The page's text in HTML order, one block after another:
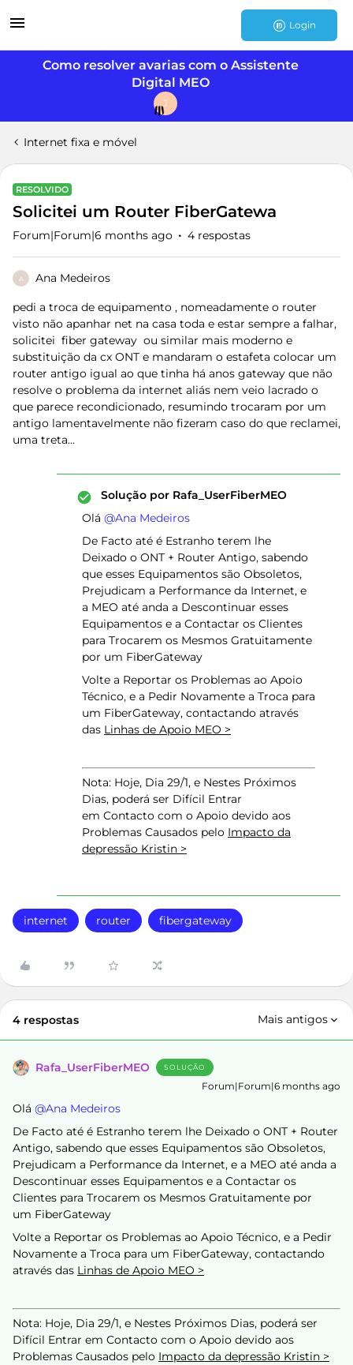
Login
Como resolver avarias com o Assistente
Digital MEO
J
Internet fixa e móvel
RESOLVIDO
Solicitei um Router FiberGatewa
Forum|Forum|6 months ago 4 respostas
A Ana Medeiros
pedi a troca de equipamento , nomeadamente o router
visto não apanhar net na casa toda e estar sempre a falhar,
solicitei fiber gateway ou similar mais moderno e
substituição da cx ONT e mandaram o estafeta colocar um
router antigo igual ao que tinha há anos gateway que não
resolve o problema da internet aliás nem veio lacrado o
que parece recondicionado, resumindo trocaram por um
antigo lamentavelmente não fizeram caso do que reclamei,
uma treta...
Solução por Rafa_UserFiberMEO
Olá ​ @Ana Medeiros
De Facto até é Estranho terem lhe
Deixado o ONT + Router Antigo, sabendo
que esses Equipamentos são Obsoletos,
Prejudicam a Performance da Internet, e
a MEO até anda a Descontinuar esses
Equipamentos e a Contactar os Clientes
para Trocarem os Mesmos Gratuitamente
por um FiberGateway
Volte a Reportar os Problemas ao Apoio
Técnico, e a Pedir Novamente a Troca para
um FiberGateway, contactando através
das Linhas de Apoio MEO >
Nota: Hoje, Dia 29/1, e Nestes Próximos
Dias, poderá ser Difícil Entrar
em Contacto com o Apoio devido aos
Problemas Causados pelo Impacto da
depressão Kristin >
internet router fibergateway
4 respostas Mais antigos
Rafa_UserFiberMEO SOLUÇÃO
Forum|Forum|6 months ago
Olá ​ @Ana Medeiros
De Facto até é Estranho terem lhe Deixado o ONT + Router
Antigo, sabendo que esses Equipamentos são Obsoletos,
Prejudicam a Performance da Internet, e a MEO até anda a
Descontinuar esses Equipamentos e a Contactar os
Clientes para Trocarem os Mesmos Gratuitamente por
um FiberGateway
Volte a Reportar os Problemas ao Apoio Técnico, e a Pedir
Novamente a Troca para um FiberGateway, contactando
através das Linhas de Apoio MEO >
Nota: Hoje, Dia 29/1, e Nestes Próximos Dias, poderá ser
Difícil Entrar em Contacto com o Apoio devido aos
Problemas Causados pelo Impacto da depressão Kristin >